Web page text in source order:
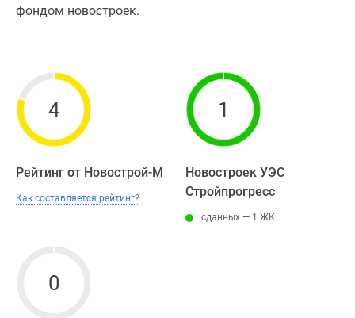
фондом новостроек.
4
Рейтинг от Новострой-М
Как составляется рейтинг?
1
Новостроек УЭС
Стройпрогресс
сданных — 1 ЖК
0